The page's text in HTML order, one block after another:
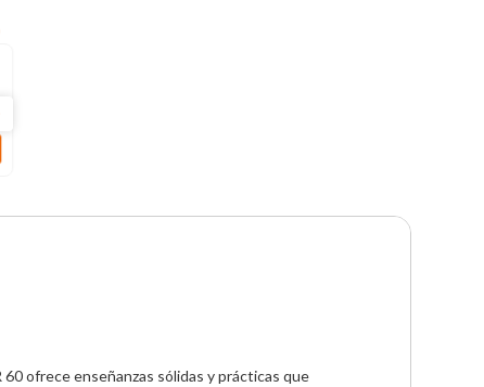
ofrece enseñanzas sólidas y prácticas que